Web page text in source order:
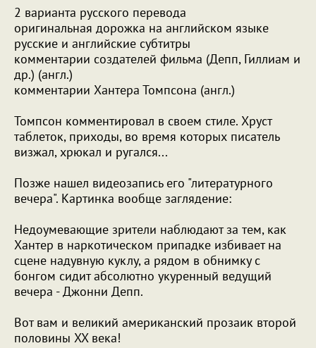
2 варианта русского перевода
оригинальная дорожка на английском языке
русские и английские субтитры
комментарии создателей фильма (Депп, Гиллиам и
др.) (англ.)
комментарии Хантера Томпсона (англ.)
Томпсон комментировал в своем стиле. Хруст
таблеток, приходы, во время которых писатель
визжал, хрюкал и ругался...
Позже нашел видеозапись его "литературного
вечера". Картинка вообще заглядение:
Недоумевающие зрители наблюдают за тем, как
Хантер в наркотическом припадке избивает на
сцене надувную куклу, а рядом в обнимку с
бонгом сидит абсолютно укуренный ведущий
вечера - Джонни Депп.
Вот вам и великий американский прозаик второй
половины XX века!